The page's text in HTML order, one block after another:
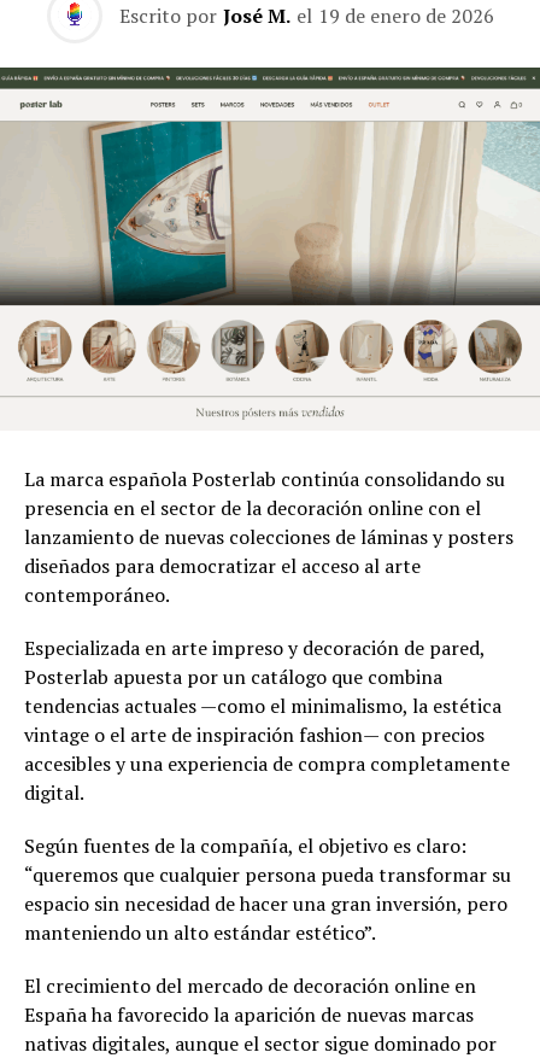
Escrito por José M. el 19 de enero de 2026
La marca española Posterlab continúa consolidando su
presencia en el sector de la decoración online con el
lanzamiento de nuevas colecciones de láminas y posters
diseñados para democratizar el acceso al arte
contemporáneo.
Especializada en arte impreso y decoración de pared,
Posterlab apuesta por un catálogo que combina
tendencias actuales —como el minimalismo, la estética
vintage o el arte de inspiración fashion— con precios
accesibles y una experiencia de compra completamente
digital.
Según fuentes de la compañía, el objetivo es claro:
“queremos que cualquier persona pueda transformar su
espacio sin necesidad de hacer una gran inversión, pero
manteniendo un alto estándar estético”.
El crecimiento del mercado de decoración online en
España ha favorecido la aparición de nuevas marcas
nativas digitales, aunque el sector sigue dominado por